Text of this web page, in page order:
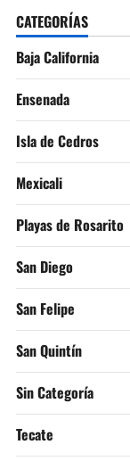
CATEGORÍAS
Baja California
Ensenada
Isla de Cedros
Mexicali
Playas de Rosarito
San Diego
San Felipe
San Quintín
Sin Categoría
Tecate